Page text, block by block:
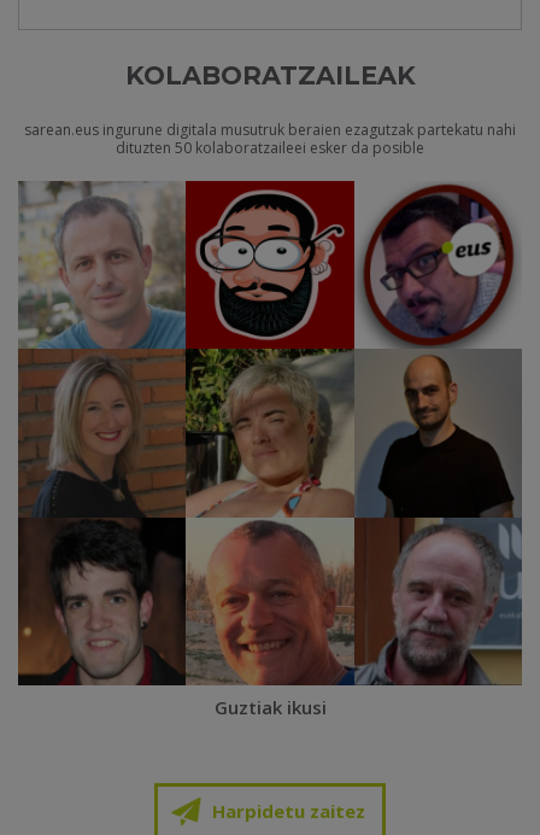
KOLABORATZAILEAK
sarean.eus ingurune digitala musutruk beraien ezagutzak partekatu nahi
dituzten 50 kolaboratzaileei esker da posible
Guztiak ikusi
Harpidetu zaitez